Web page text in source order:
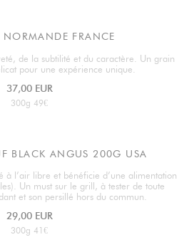
FRANCE
de la subtilité et du caractère. Un grain
pour une expérience unique.
37,00 EUR
300g 49€
BLACK ANGUS 200G USA
à l’air libre et bénéficie d’une alimentation
Un must sur le grill, à tester de toute
et son persillé hors du commun.
29,00 EUR
300g 41€